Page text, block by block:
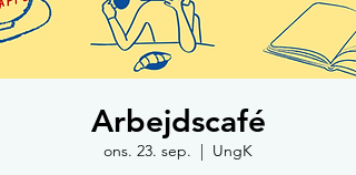
Arbejdscafé
ons. 23. sep.
  |
UngK